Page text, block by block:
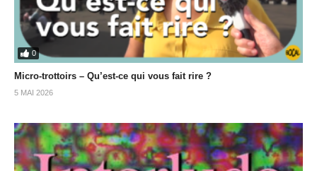
0
Micro-trottoirs – Qu’est-ce qui vous fait rire ?
5 MAI 2026